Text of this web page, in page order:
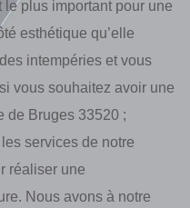
le plus important pour une
esthétique qu’elle
intempéries et vous
vous souhaitez avoir une
de Bruges 33520 ;
services de notre
réaliser une
Nous avons à notre